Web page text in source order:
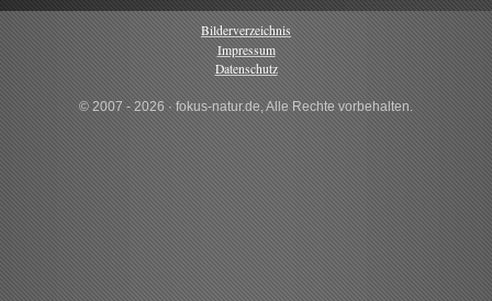
Bilderverzeichnis
Impressum
Datenschutz
© 2007 - 2026 · fokus-natur.de, Alle Rechte vorbehalten.